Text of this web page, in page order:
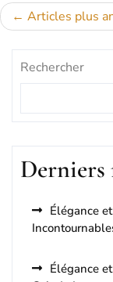
Navigation
des
articles
Articles plus
Rechercher
Derniers
Élégance
Élégance